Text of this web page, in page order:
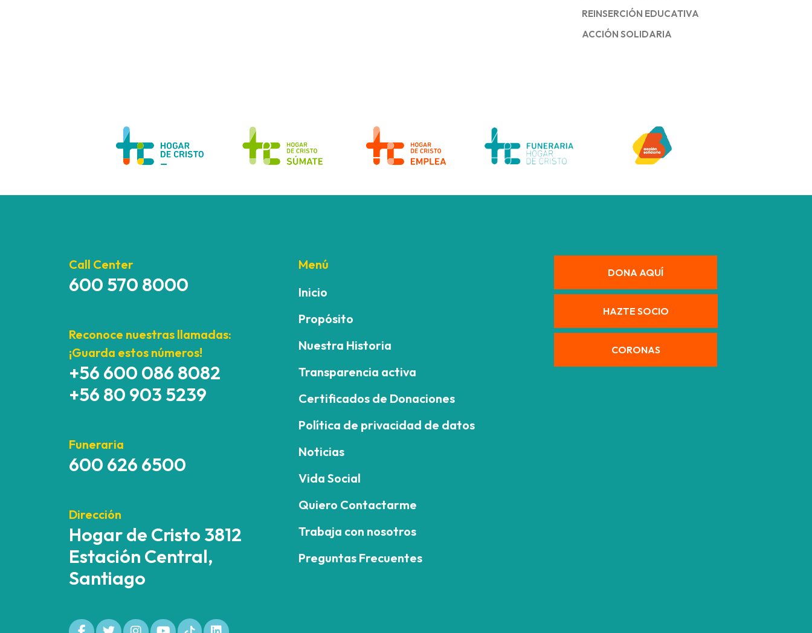
REINSERCIÓN EDUCATIVA
ACCIÓN SOLIDARIA
Call Center
600 570 8000
Reconoce nuestras llamadas:
¡Guarda estos números!
+56 600 086 8082
+56 80 903 5239
Funeraria
600 626 6500
Dirección
Hogar de Cristo 3812
Estación Central,
Santiago
Menú
Inicio
Propósito
Nuestra Historia
Transparencia activa
Certificados de Donaciones
Política de privacidad de datos
Noticias
Vida Social
Quiero Contactarme
Trabaja con nosotros
Preguntas Frecuentes
DONA AQUÍ
HAZTE SOCIO
CORONAS